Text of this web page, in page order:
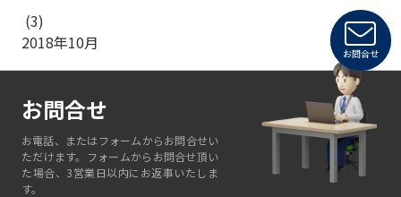
2018年10月
(3)
お問合せ
お問合せ
お電話、またはフォームからお問合せい
ただけます。フォームからお問合せ頂い
た場合、3営業日以内にお返事いたしま
す。